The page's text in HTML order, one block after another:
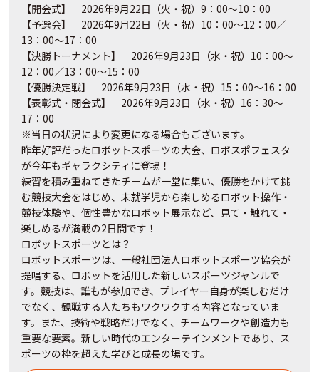
【開会式】 2026年9月22日（火・祝）9 ：00～10 ：00
【予選会】 2026年9月22日（火・祝） 10 ：00～12 ：00／
13 ：00～17 ：00
【決勝トーナメント】 2026年9月23日（水・祝） 10 ：00～
12 ：00／13 ：00～15 ：00
【優勝決定戦】 2026年9月23日（水・祝） 15 ：00～16 ：00
【表彰式・閉会式】 2026年9月23日（水・祝） 16 ： 30～
17 ：00
※当日の状況により変更になる場合もございます。
昨年好評だったロボットスポーツの大会、ロボスポフェスタ
が今年もギャラクシティに登場！
練習を積み重ねてきたチームが一堂に集い、優勝をかけて挑
む競技大会をはじめ、未就学児から楽しめるロボット操作・
競技体験や、個性豊かなロボット展示など、見て・触れて・
楽しめるが満載の2日間です！
ロボットスポーツとは？
ロボットスポーツは、一般社団法人ロボットスポーツ協会が
提唱する、ロボットを活用した新しいスポーツジャンルで
す。競技は、誰もが参加でき、プレイヤー自身が楽しむだけ
でなく、観戦する人たちもワクワクする内容となっていま
す。また、技術や戦略だけでなく、チームワークや創造力も
重要な要素。新しい時代のエンターテインメントであり、ス
ポーツの枠を超えた学びと成長の場です。